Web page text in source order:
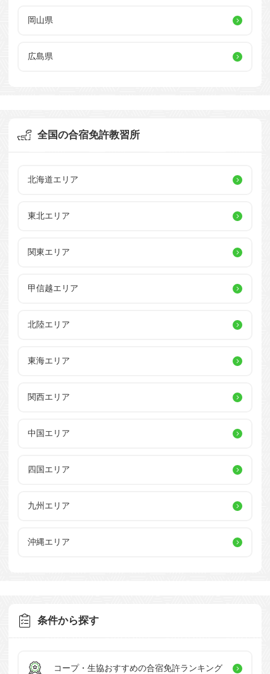
岡山県
広島県
全国の合宿免許教習所
北海道エリア
東北エリア
関東エリア
甲信越エリア
北陸エリア
東海エリア
関西エリア
中国エリア
四国エリア
九州エリア
沖縄エリア
条件から探す
コープ・生協おすすめの合宿免許ランキング